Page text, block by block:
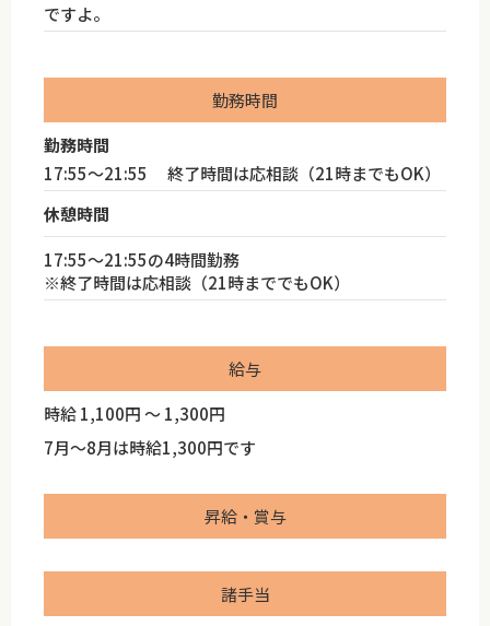
ですよ。
勤務時間
勤務時間
17:55～21:55 終了時間は応相談（21時までもOK）
休憩時間
17:55～21:55の4時間勤務
※終了時間は応相談（21時まででもOK）
給与
時給 1,100円 ～ 1,300円
7月～8月は時給1,300円です
昇給・賞与
諸手当